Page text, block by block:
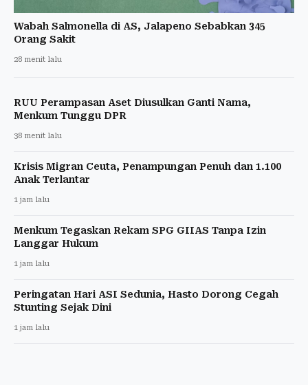
Wabah Salmonella di AS, Jalapeno Sebabkan 345
Orang Sakit
28 menit lalu
RUU Perampasan Aset Diusulkan Ganti Nama,
Menkum Tunggu DPR
38 menit lalu
Krisis Migran Ceuta, Penampungan Penuh dan 1.100
Anak Terlantar
1 jam lalu
Menkum Tegaskan Rekam SPG GIIAS Tanpa Izin
Langgar Hukum
1 jam lalu
Peringatan Hari ASI Sedunia, Hasto Dorong Cegah
Stunting Sejak Dini
1 jam lalu